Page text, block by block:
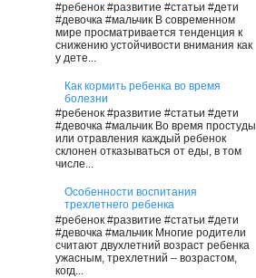
#ребенок #развитие #статьи #дети
#девочка #мальчик В современном
мире просматривается тенденция к
снижению устойчивости внимания как
у дете...
Как кормить ребенка во время
болезни
#ребенок #развитие #статьи #дети
#девочка #мальчик Во время простуды
или отравления каждый ребенок
склонен отказываться от еды, в том
числе...
Особенности воспитания
трехлетнего ребенка
#ребенок #развитие #статьи #дети
#девочка #мальчик Многие родители
считают двухлетний возраст ребенка
ужасным, трехлетний – возрастом,
когд...